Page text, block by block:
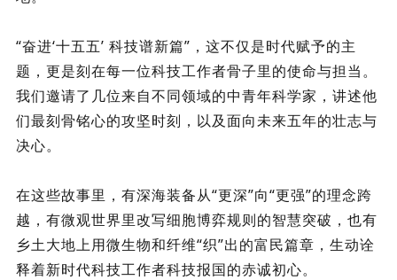
“奋进‘十五五’ 科技谱新篇”，这不仅是时代赋予的主
题，更是刻在每一位科技工作者骨子里的使命与担当。
我们邀请了几位来自不同领域的中青年科学家，讲述他
们最刻骨铭心的攻坚时刻，以及面向未来五年的壮志与
决心。
在这些故事里，有深海装备从“更深”向“更强”的理念跨
越，有微观世界里改写细胞博弈规则的智慧突破，也有
乡土大地上用微生物和纤维“织”出的富民篇章，生动诠
释着新时代科技工作者科技报国的赤诚初心。